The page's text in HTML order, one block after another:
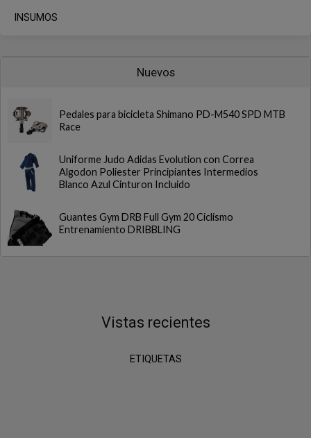
INSUMOS
Nuevos
Pedales para bicicleta Shimano PD-M540 SPD MTB
Race
Uniforme Judo Adidas Evolution con Correa
Algodon Poliester Principiantes Intermedios
Blanco Azul Cinturon Incluido
Guantes Gym DRB Full Gym 20 Ciclismo
Entrenamiento DRIBBLING
Vistas recientes
ETIQUETAS